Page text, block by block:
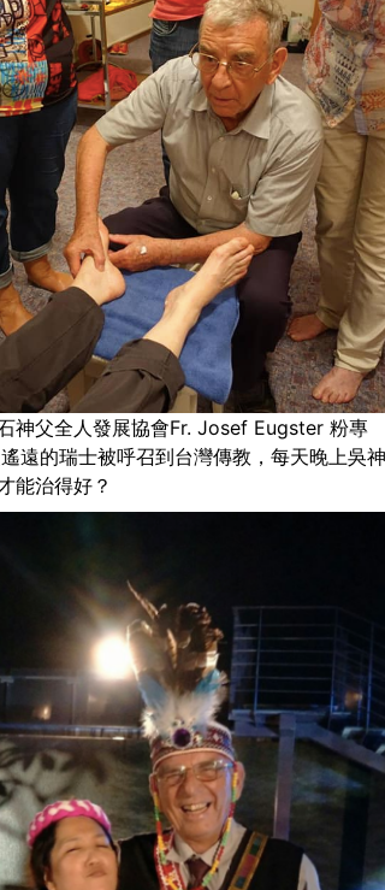
神父全人發展協會Fr. Josef Eugster 粉專
遠的瑞士被呼召到台灣傳教，每天晚上吳
能治得好？